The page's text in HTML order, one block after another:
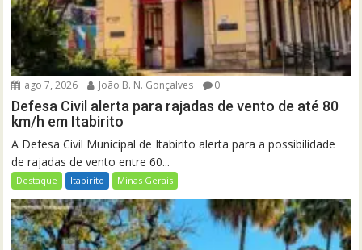
ago 7, 2026 João B. N. Gonçalves 0
Defesa Civil alerta para rajadas de vento de até 80
km/h em Itabirito
A Defesa Civil Municipal de Itabirito alerta para a possibilidade
de rajadas de vento entre 60...
Destaque Itabirito Minas Gerais